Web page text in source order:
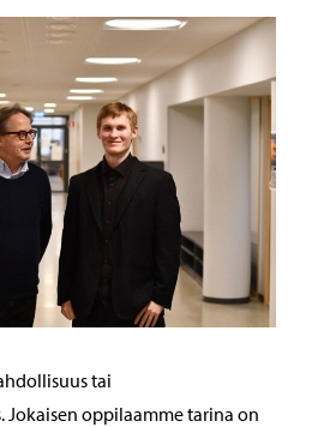
tai
oppilaamme tarina on